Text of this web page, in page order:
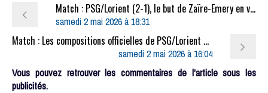
Match : PSG/Lorient (2-1), le but de Zaïre-Emery en video
samedi 2 mai 2026 à 18:31
Match : Les compositions officielles de PSG/Lorient dévoilées, Doué titulaire
samedi 2 mai 2026 à 16:04
Vous pouvez retrouver les commentaires de l'article sous les
publicités.